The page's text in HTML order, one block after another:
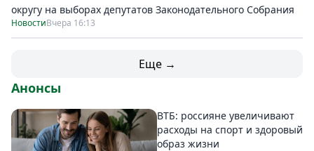
округу на выборах депутатов Законодательного Собрания
НовостиВчера 16:13
Еще →
Анонсы
ВТБ: россияне увеличивают
расходы на спорт и здоровый
образ жизни